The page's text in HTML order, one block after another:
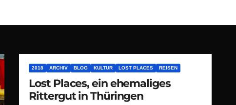
2018 ARCHIV BLOG KULTUR LOST PLACES REISEN
Lost Places, ein ehemaliges
Rittergut in Thüringen